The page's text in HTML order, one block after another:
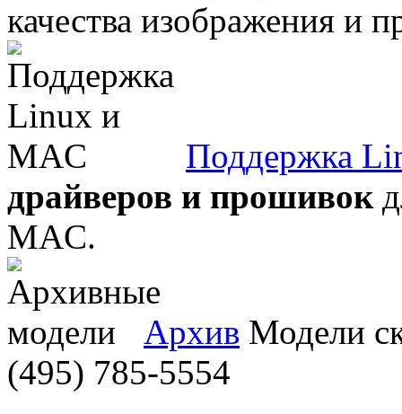
качества изображения и
Поддержка
драйверов и прошивок
MAC.
Архив Модели
(495) 785-5554